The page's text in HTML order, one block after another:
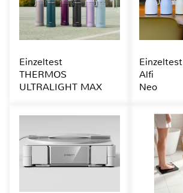
Einzeltest
THERMOS
ULTRALIGHT MAX
Einzeltest
Alfi
Neo